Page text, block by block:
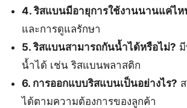
4. ริสแบนมีอายุการใช้งานนานแค่ไห
และการดูแลรักษา
5. ริสแบนสามารถกันน้ำได้หรือไม่?
น้ำได้ เช่น ริสแบนพลาสติก
6. การออกแบบริสแบนเป็นอย่างไร?
ได้ตามความต้องการของลูกค้า